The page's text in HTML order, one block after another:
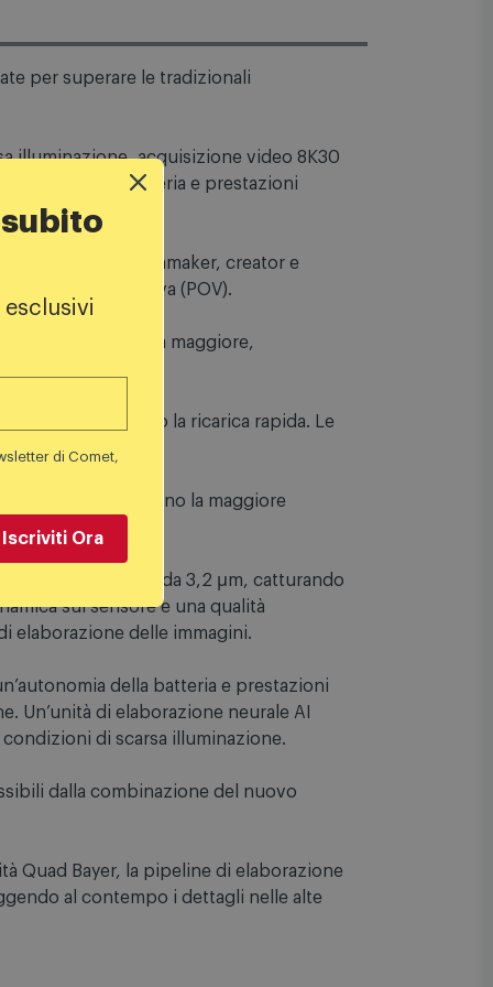
per superare le tradizionali
illuminazione, acquisizione video 8K30
della batteria e prestazioni
pensate per filmmaker, creator e
in soggettiva (POV).
un’autonomia maggiore,
né supporteranno la ricarica rapida. Le
rapida garantiscono la maggiore
fusi massicci da 3,2 µm, catturando
sul sensore e una qualità
della batteria e prestazioni
Un’unità di elaborazione neurale AI
dalla combinazione del nuovo
Quad Bayer, la pipeline di elaborazione
al contempo i dettagli nelle alte
di Comet,
Iscriviti Ora